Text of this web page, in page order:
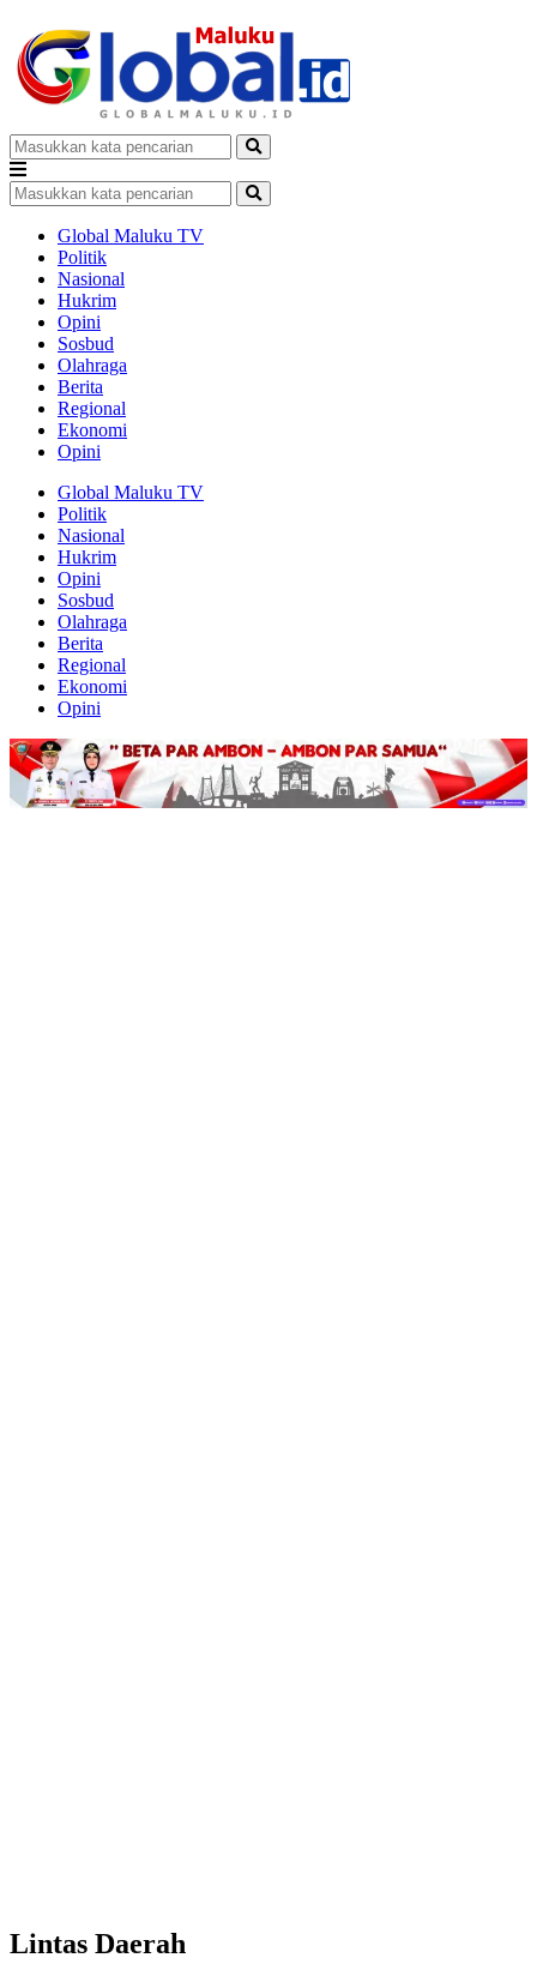
Global Maluku TV
Politik
Nasional
Hukrim
Opini
Sosbud
Olahraga
Berita
Regional
Ekonomi
Opini
Global Maluku TV
Politik
Nasional
Hukrim
Opini
Sosbud
Olahraga
Berita
Regional
Ekonomi
Opini
Lintas Daerah